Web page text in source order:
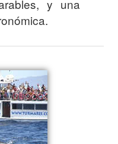
y una